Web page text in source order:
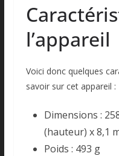
l’appareil
Voici donc quelques
savoir sur cet appareil :
Dimensions :
(hauteur) x 8,1
Poids : 493 g